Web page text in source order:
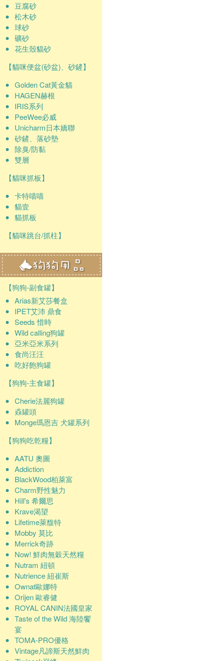
豆腐砂
松木砂
球砂
礦砂
花生殼貓砂
【貓咪便盆(砂盆)、砂鏟】
Golden Cat黃金貓
HAGEN赫根
IRIS系列
PeeWee必威
Unicharm日本嬌聯
砂鏟、落砂墊
除臭/防黏
雙層
【貓咪抓板】
卡特喵喵
貓壹
貓抓板
【貓咪跳台/抓柱】
【狗狗-副食罐】
Arias新艾莎餐盒
IPET艾沛 鼎食
Seeds 惜時
Wild calling狗罐
亞米亞米系列
食尚汪汪
吃好飽狗罐
【狗狗-主食罐】
Cherie法麗狗罐
猋罐頭
Monge瑪恩吉 犬罐系列
【狗狗吃乾糧】
AATU 奧圖
Addiction
BlackWood柏萊富
Charm野性魅力
Hill's 希爾思
Krave渴望
Lifetime萊馥特
Mobby 莫比
Merrick奇跡
Now! 鮮肉無穀天然糧
Nutram 紐頓
Nutrience 紐崔斯
Ownat歐娜特
Orijen 歐睿健
ROYAL CANIN法國皇家
Taste of the Wild 海陸饗
宴
TOMA-PRO優格
Vintage凡諦斯天然鮮肉